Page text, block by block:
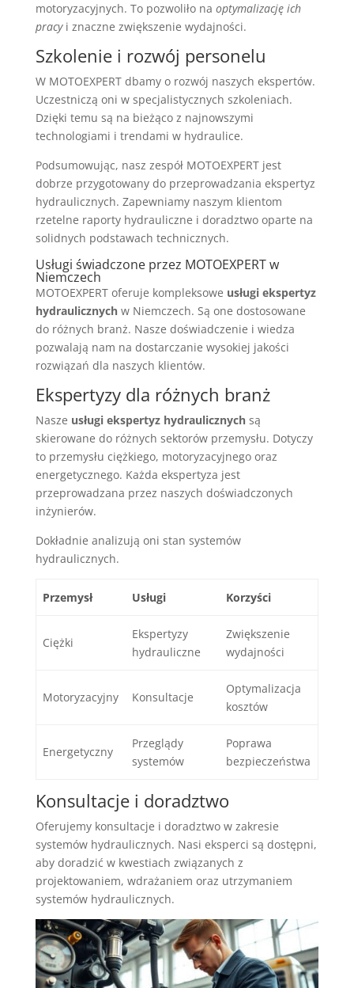
motoryzacyjnych. To pozwoliło na optymalizację ich
pracyi znaczne zwiększenie wydajności.
Szkolenie i rozwój personelu
W MOTOEXPERT dbamy o rozwój naszych ekspertów.
Uczestniczą oni w specjalistycznych szkoleniach.
Dzięki temu są na bieżąco z najnowszymi
technologiami i trendami w hydraulice.
Podsumowując, nasz zespół MOTOEXPERT jest
dobrze przygotowany do przeprowadzania ekspertyz
hydraulicznych. Zapewniamy naszym klientom
rzetelne raporty hydrauliczne i doradztwo oparte na
solidnych podstawach technicznych.
Usługi świadczone przez MOTOEXPERT w
Niemczech
MOTOEXPERT oferuje kompleksowe usługi ekspertyz
hydraulicznychw Niemczech. Są one dostosowane
do różnych branż. Nasze doświadczenie i wiedza
pozwalają nam na dostarczanie wysokiej jakości
rozwiązań dla naszych klientów.
Ekspertyzy dla różnych branż
Nasze usługi ekspertyz hydraulicznychsą
skierowane do różnych sektorów przemysłu. Dotyczy
to przemysłu ciężkiego, motoryzacyjnego oraz
energetycznego. Każda ekspertyza jest
przeprowadzana przez naszych doświadczonych
inżynierów.
Dokładnie analizują oni stan systemów
hydraulicznych.
Przemysł Usługi Korzyści
Ciężki
Ekspertyzy
hydrauliczne
Zwiększenie
wydajności
Motoryzacyjny Konsultacje
Optymalizacja
kosztów
Energetyczny
Przeglądy
systemów
Poprawa
bezpieczeństwa
Konsultacje i doradztwo
Oferujemy konsultacje i doradztwo w zakresie
systemów hydraulicznych. Nasi eksperci są dostępni,
aby doradzić w kwestiach związanych z
projektowaniem, wdrażaniem oraz utrzymaniem
systemów hydraulicznych.